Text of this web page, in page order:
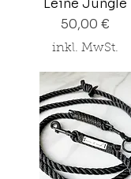
Leine Jungle
Preis
50,00 €
inkl. MwSt.